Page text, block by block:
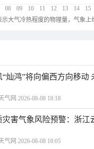
08 09 10 11 12 13 14 15
示大气冷热程度的物理量，气象上
“灿鸿”将向偏西方向移动
气网 2026-08-08 18:18
灾害气象风险预警：浙江
气网 2026-08-08 18:05